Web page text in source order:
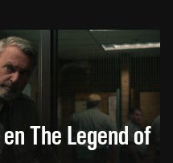
The Legend of